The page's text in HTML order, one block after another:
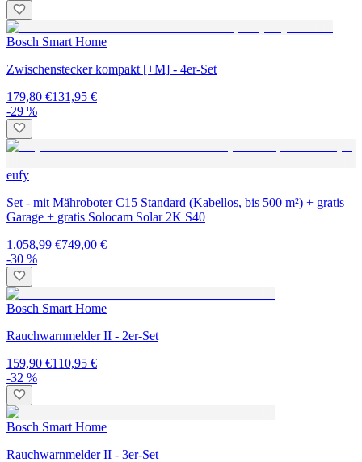
Bosch Smart Home
Zwischenstecker kompakt [+M] - 4er-Set
179,80 €131,95 €
-29 %
eufy
Set - mit Mähroboter C15 Standard (Kabellos, bis 500 m²) + gratis
Garage + gratis Solocam Solar 2K S40
1.058,99 €749,00 €
-30 %
Bosch Smart Home
Rauchwarnmelder II - 2er-Set
159,90 €110,95 €
-32 %
Bosch Smart Home
Rauchwarnmelder II - 3er-Set